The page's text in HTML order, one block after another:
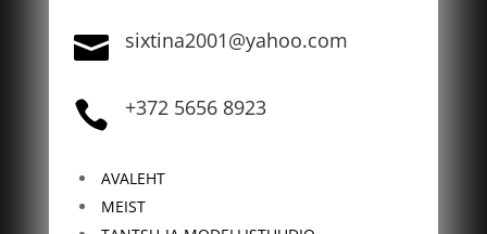
 sixtina2001@yahoo.com
 +372 5656 8923
AVALEHT
MEIST